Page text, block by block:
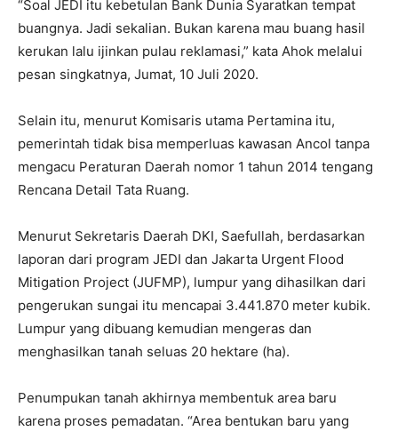
“Soal JEDI itu kebetulan Bank Dunia Syaratkan tempat
buangnya. Jadi sekalian. Bukan karena mau buang hasil
kerukan lalu ijinkan pulau reklamasi,” kata Ahok melalui
pesan singkatnya, Jumat, 10 Juli 2020.
Selain itu, menurut Komisaris utama Pertamina itu,
pemerintah tidak bisa memperluas kawasan Ancol tanpa
mengacu Peraturan Daerah nomor 1 tahun 2014 tengang
Rencana Detail Tata Ruang.
Menurut Sekretaris Daerah DKI, Saefullah, berdasarkan
laporan dari program JEDI dan Jakarta Urgent Flood
Mitigation Project (JUFMP), lumpur yang dihasilkan dari
pengerukan sungai itu mencapai 3.441.870 meter kubik.
Lumpur yang dibuang kemudian mengeras dan
menghasilkan tanah seluas 20 hektare (ha).
Penumpukan tanah akhirnya membentuk area baru
karena proses pemadatan. “Area bentukan baru yang